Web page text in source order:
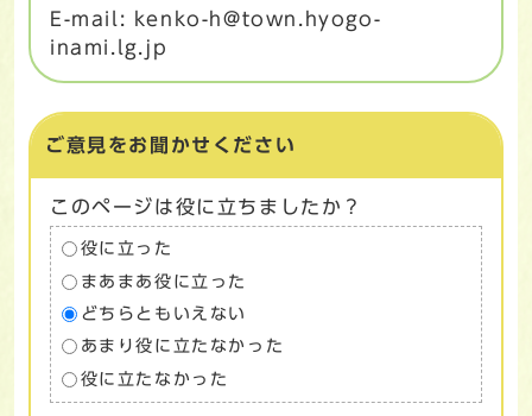
E-mail: kenko-h@town.hyogo-
inami.lg.jp
ご意見をお聞かせください
このページは役に立ちましたか？
役に立った
まあまあ役に立った
どちらともいえない
あまり役に立たなかった
役に立たなかった